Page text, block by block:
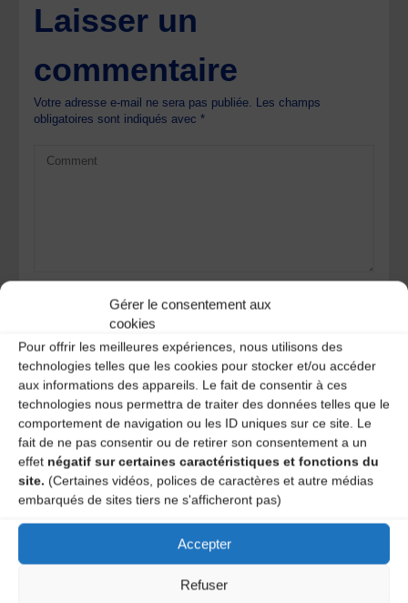
Gérer le consentement aux
cookies
Pour offrir les meilleures expériences, nous utilisons des
technologies telles que les cookies pour stocker et/ou accéder
aux informations des appareils. Le fait de consentir à ces
technologies nous permettra de traiter des données telles que le
comportement de navigation ou les ID uniques sur ce site. Le
fait de ne pas consentir ou de retirer son consentement a un
effet négatif sur certaines caractéristiques et fonctions du
site. (Certaines vidéos, polices de caractères et autre médias
embarqués de sites tiers ne s'afficheront pas)
Accepter
Refuser
Laisser un
commentaire
Votre adresse e-mail ne sera pas publiée. Les champs
obligatoires sont indiqués avec*
Save my name, email, and site URL in my browser for next
time I post a comment.
Ce site utilise Akismet pour réduire les indésirables.
commentaires sont traitées.